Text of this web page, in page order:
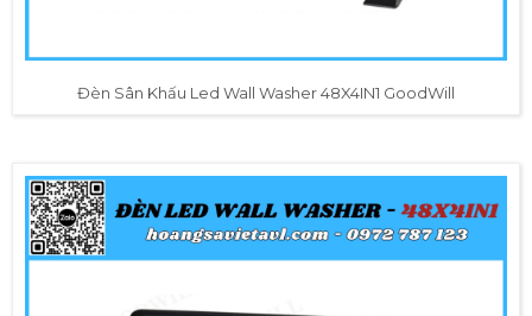
Đèn Sân Khấu Led Wall Washer 48X4IN1 GoodWill